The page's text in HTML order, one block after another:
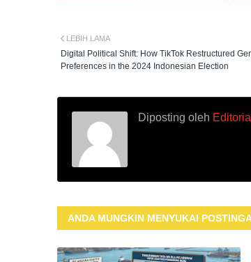
LEBIH LAMA
Digital Political Shift: How TikTok Restructured
Preferences in the 2024 Indonesian Election
Diposting oleh
ANDA MUNGKIN MENYUKAI